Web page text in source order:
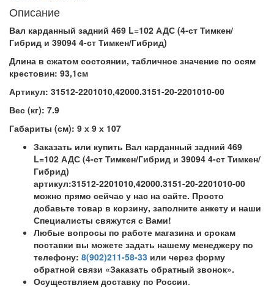
Описание
Вал карданный задний 469 L=102 АДС (4-ст Тимкен/
Гибрид и 39094 4-ст Тимкен/Гибрид)
Длина в сжатом состоянии, табличное значение по осям
крестовин: 93,1см
Артикул: 31512-2201010,42000.3151-20-2201010-00
Вес (кг): 7.9
Габариты (см): 9 х 9 х 107
Заказать или купить Вал карданный задний 469
L=102 АДС (4-ст Тимкен/Гибрид и 39094 4-ст Тимкен/
Гибрид)
артикул:31512-2201010,42000.3151-20-2201010-00
можно прямо сейчас у нас на сайте. Просто
добавьте товар в корзину, заполните анкету и наши
Специалисты свяжутся с Вами!
Любые вопросы по работе магазина и срокам
поставки вы можете задать нашему менеджеру по
телефону: 8(902)211-58-33 или через форму
обратной связи «Заказать обратный звонок».
Осуществляем доставку по России.